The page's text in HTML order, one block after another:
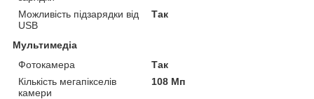
Можливість підзарядки від
USB
Так
Мультимедіа
Фотокамера
Так
Кількість мегапікселів
камери
108 Мп